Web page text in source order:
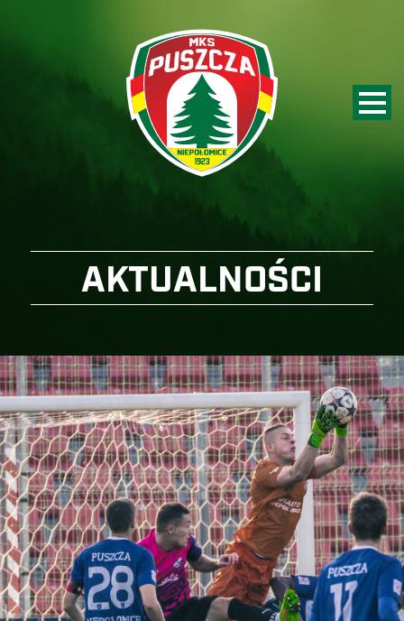
AKTUALNOŚCI